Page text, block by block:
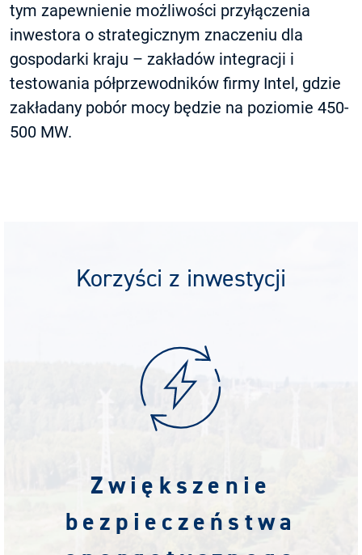
tym zapewnienie możliwości przyłączenia
inwestora o strategicznym znaczeniu dla
gospodarki kraju – zakładów integracji i
testowania półprzewodników firmy Intel, gdzie
zakładany pobór mocy będzie na poziomie 450-
500 MW.
Korzyści z inwestycji
Zwiększenie
bezpieczeństwa